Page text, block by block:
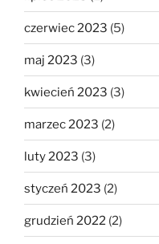
czerwiec 2023 (5)
maj 2023 (3)
kwiecień 2023 (3)
marzec 2023 (2)
luty 2023 (3)
styczeń 2023 (2)
grudzień 2022 (2)